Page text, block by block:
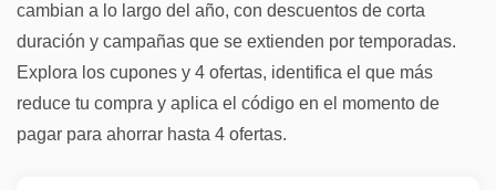
cambian a lo largo del año, con descuentos de corta
duración y campañas que se extienden por temporadas.
Explora los cupones y 4 ofertas, identifica el que más
reduce tu compra y aplica el código en el momento de
pagar para ahorrar hasta 4 ofertas.